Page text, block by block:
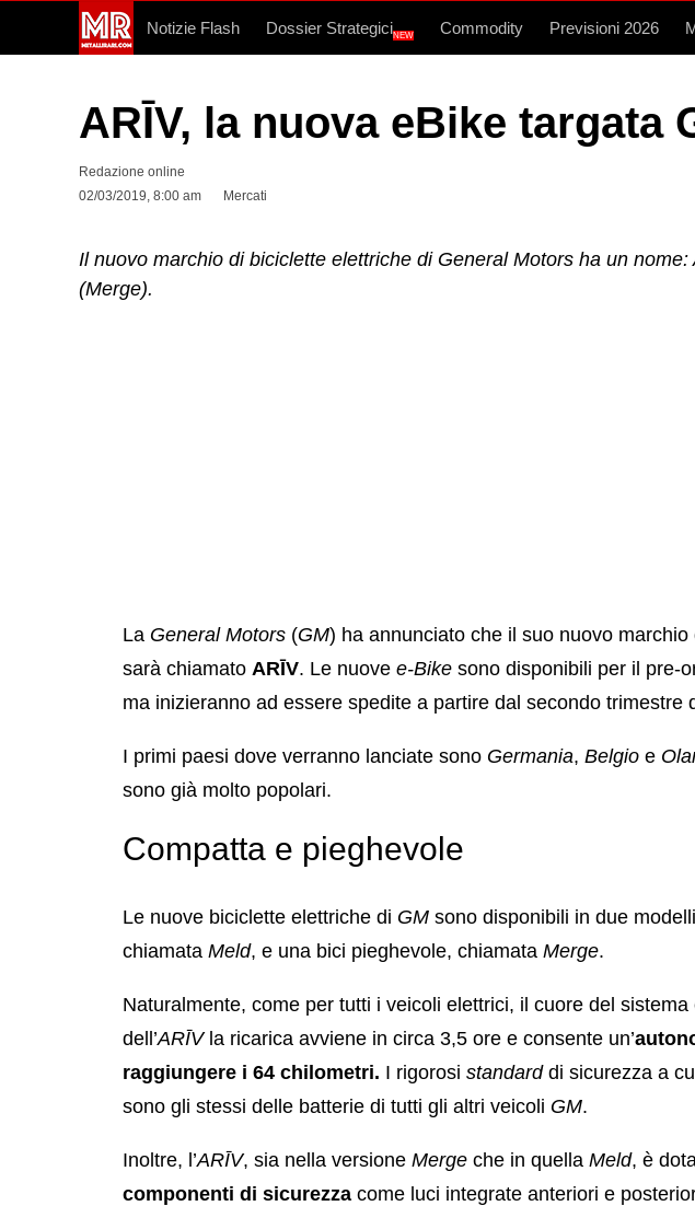
Notizie Flash Dossier StrategiciNEW Commodity Previsioni 2026
ARĪV, la nuova eBike targata
Redazione online
02/03/2019, 8:00 am
Mercati
Il nuovo marchio di biciclette elettriche di General Motors ha un
(Merge).
La General Motors (GM) ha annunciato che il suo nuovo
sarà chiamato ARĪV. Le nuove e-Bike sono disponibili per il pre-
ma inizieranno ad essere spedite a partire dal secondo trimestre
I primi paesi dove verranno lanciate sono Germania, Belgio e
sono già molto popolari.
Compatta e pieghevole
Le nuove biciclette elettriche di GM sono disponibili in due
chiamata Meld, e una bici pieghevole, chiamata Merge.
Naturalmente, come per tutti i veicoli elettrici, il cuore del
dell’ARĪVla ricarica avviene in circa 3,5 ore e consente un’
raggiungere i 64 chilometri. I rigorosi standarddi sicurezza a
sono gli stessi delle batterie di tutti gli altri veicoli GM.
Inoltre, l’ARĪV, sia nella versione Merge che in quella Meld, è
componenti di sicurezza come luci integrate anteriori e